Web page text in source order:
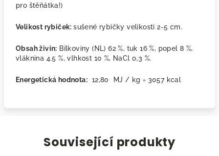
pro štěňátka!)
Velikost rybiček:sušené rybičky velikosti 2-5 cm.
Obsah živin: Bílkoviny (NL) 62 %, tuk 16 %, popel 8 %,
vláknina 4.5 %, vlhkost 10 %, NaCl 0,3 %.
Energetická hodnota: 12,80 MJ / kg = 3057 kcal
Související produkty